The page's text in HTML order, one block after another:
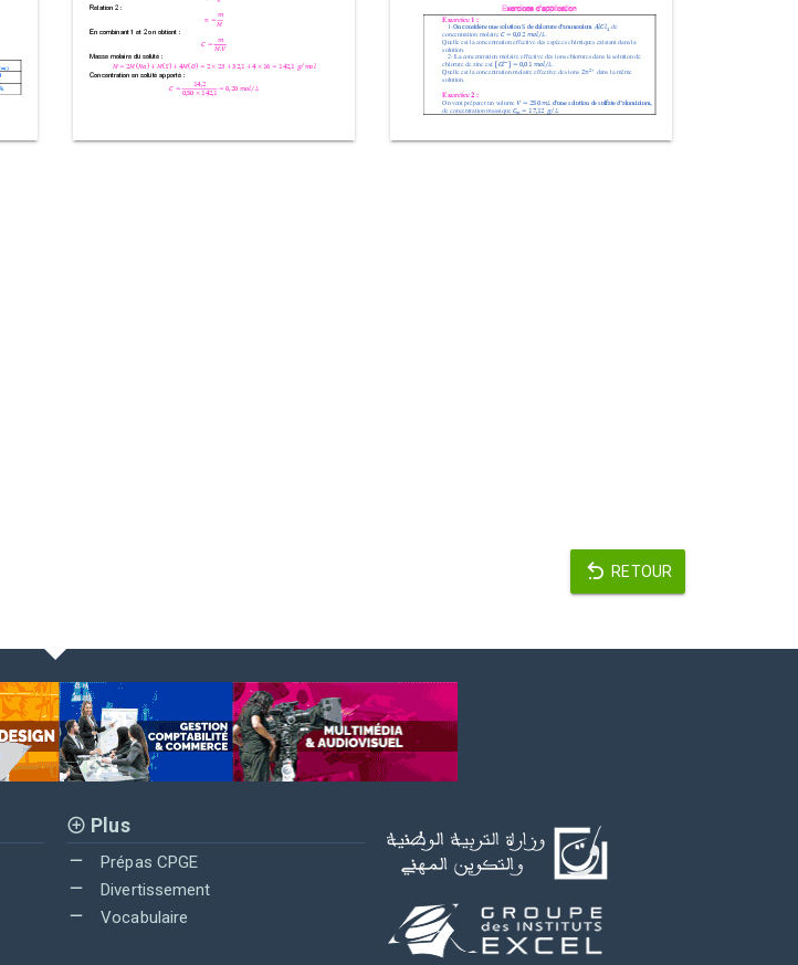
RETOUR
Plus
Prépas CPGE
Divertissement
Vocabulaire